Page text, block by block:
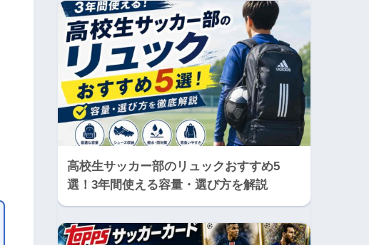
高校生サッカー部のリュックおすすめ5
選！3年間使える容量・選び方を解説